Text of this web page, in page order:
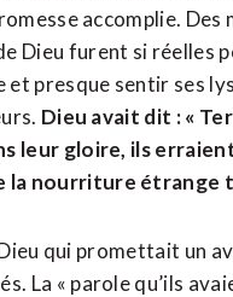
accomplie.
Dieu furent si réelles
presque sentir ses
Dieu avait dit : «
leur gloire, ils
nourriture étrange
qui promettait un
La « parole qu’ils